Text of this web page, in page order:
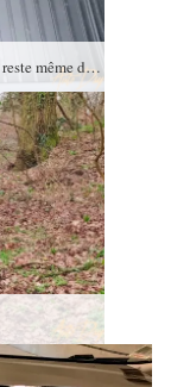
Une valise tient sans problème dans la MegaBox. Il reste même de la place pour un porte-documents